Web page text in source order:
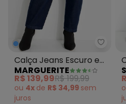
Calça Jeans Escuro em
Jeans
MARGUERITE
R$ 139,99R$ 199,99
ou 4x de R$ 34,99 sem
juros